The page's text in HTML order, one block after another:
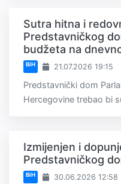
Sutra hitna i
Predstavničkog
budžeta na
BiH 21.07.2026 19:15
Predstavnički dom
Hercegovine trebao bi
Izmijenjen i
Predstavničkog
BiH 30.06.2026 12:58